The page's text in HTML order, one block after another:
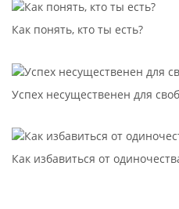
Как понять, кто ты есть?
Успех несущественен для
Как избавиться от